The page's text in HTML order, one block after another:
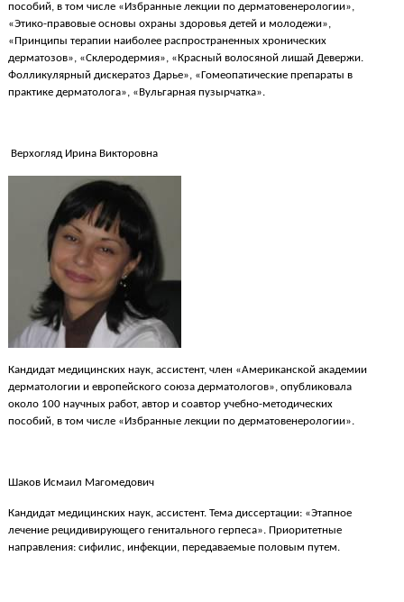
пособий, в том числе «Избранные лекции по дерматовенерологии»,
«Этико-правовые основы охраны здоровья детей и молодежи»,
«Принципы терапии наиболее распространенных хронических
дерматозов», «Склеродермия», «Красный волосяной лишай Девержи.
Фолликулярный дискератоз Дарье», «Гомеопатические препараты в
практике дерматолога», «Вульгарная пузырчатка».
Верхогляд Ирина Викторовна
Кандидат медицинских наук, ассистент, член «Американской академии
дерматологии и европейского союза дерматологов», опубликовала
около 100 научных работ, автор и соавтор учебно-методических
пособий, в том числе «Избранные лекции по дерматовенерологии».
Шаков Исмаил Магомедович
Кандидат медицинских наук, ассистент. Тема диссертации: «Этапное
лечение рецидивирующего генитального герпеса». Приоритетные
направления: сифилис, инфекции, передаваемые половым путем.